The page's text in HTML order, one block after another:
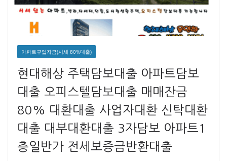
아파트구입자금(시세 80%대출)
현대해상 주택담보대출 아파트담보
대출 오피스텔담보대출 매매잔금
80% 대환대출 사업자대환 신탁대환
대출 대부대환대출 3자담보 아파트1
층일반가 전세보증금반환대출